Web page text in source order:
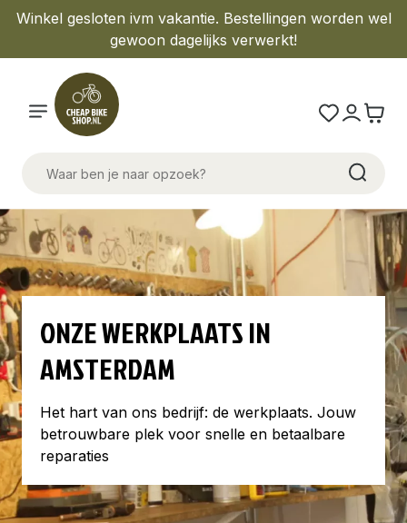
Winkel gesloten ivm vakantie. Bestellingen worden wel
gewoon dagelijks verwerkt!
ONZE WERKPLAATS IN
AMSTERDAM
Het hart van ons bedrijf: de werkplaats. Jouw
betrouwbare plek voor snelle en betaalbare
reparaties